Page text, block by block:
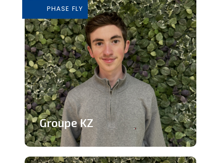
En savoir plus
PHASE FLY
Groupe KZ